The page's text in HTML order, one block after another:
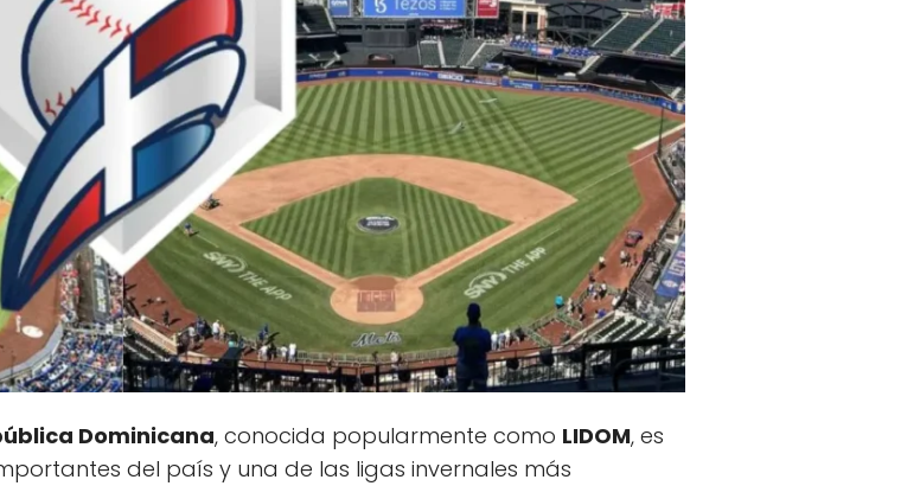
Dominicana, conocida popularmente como LIDOM, es
del país y una de las ligas invernales más